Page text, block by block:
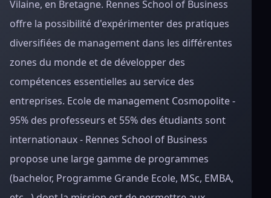
Vilaine, en Bretagne. Rennes School of Business
offre la possibilité d'expérimenter des pratiques
diversifiées de management dans les différentes
zones du monde et de développer des
compétences essentielles au service des
entreprises. Ecole de management Cosmopolite -
95% des professeurs et 55% des étudiants sont
internationaux - Rennes School of Business
propose une large gamme de programmes
(bachelor, Programme Grande Ecole, MSc, EMBA,